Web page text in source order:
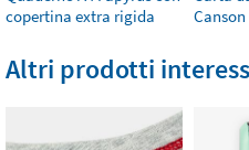
copertina extra rigida
Altri prodotti